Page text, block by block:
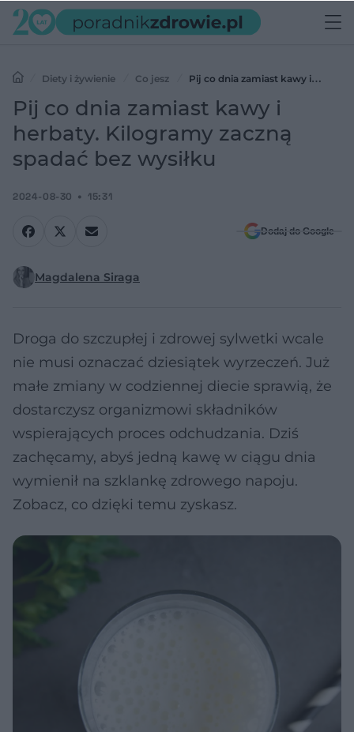
Diety i żywienie Co jesz
Pij co dnia zamiast kawy i
herbaty. Kilogramy zaczną spadać bez wysiłku
Pij co dnia zamiast kawy i
herbaty. Kilogramy zaczną
spadać bez wysiłku
2024-08-30 15:31
Dodaj do Google
Magdalena Siraga
Droga do szczupłej i zdrowej sylwetki wcale
nie musi oznaczać dziesiątek wyrzeczeń. Już
małe zmiany w codziennej diecie sprawią, że
dostarczysz organizmowi składników
wspierających proces odchudzania. Dziś
zachęcamy, abyś jedną kawę w ciągu dnia
wymienił na szklankę zdrowego napoju.
Zobacz, co dzięki temu zyskasz.